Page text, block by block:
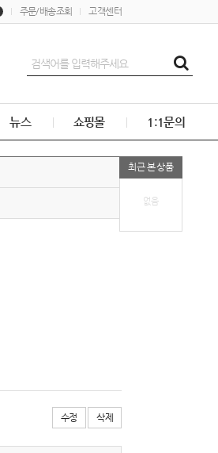
주문/배송조회 고객센터
뉴스 쇼핑몰 1:1문의
최근 본 상품
없음
수정 삭제